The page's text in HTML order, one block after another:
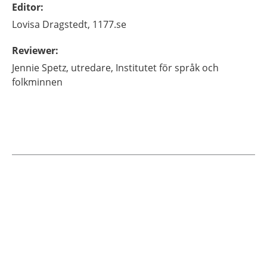
Editor:
Lovisa Dragstedt, 1177.se
Reviewer:
JennieSpetz, utredare, Institutet för språk och
folkminnen